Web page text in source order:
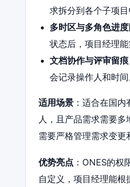
求拆分到各个子项
多时区与多角色进
状态后，项目经理
文档协作与评审留痕
会记录操作人和时
适用场景 ：适合在国
人，且产品需求需要
需要严格管理需求变更
优势亮点 ：ONES的
自定义，项目经理能